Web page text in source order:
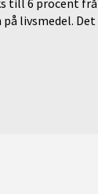
6 procent
livsmedel.